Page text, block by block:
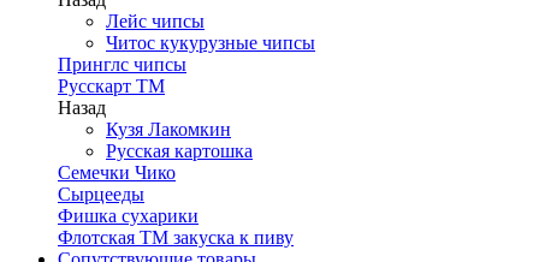
Лейс чипсы
Читос кукурузные чипсы
Принглс чипсы
Русскарт ТМ
Назад
Кузя Лакомкин
Русская картошка
Семечки Чико
Сырцееды
Фишка сухарики
Флотская ТМ закуска к пиву